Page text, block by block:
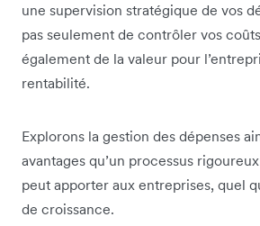
une supervision stratégique de vos
pas seulement de contrôler vos
également de la valeur pour
rentabilité.
Explorons la gestion des dépenses
avantages qu’un processus
peut apporter aux entreprises, quel
de croissance.